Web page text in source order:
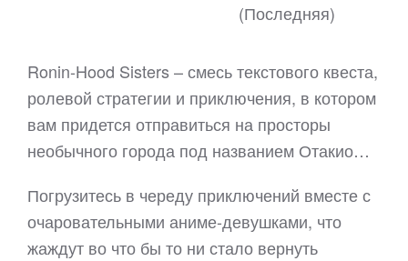
(Последняя)
Ronin-Hood Sisters – смесь текстового квеста,
ролевой стратегии и приключения, в котором
вам придется отправиться на просторы
необычного города под названием Отакио…
Погрузитесь в череду приключений вместе с
очаровательными аниме-девушками, что
жаждут во что бы то ни стало вернуть